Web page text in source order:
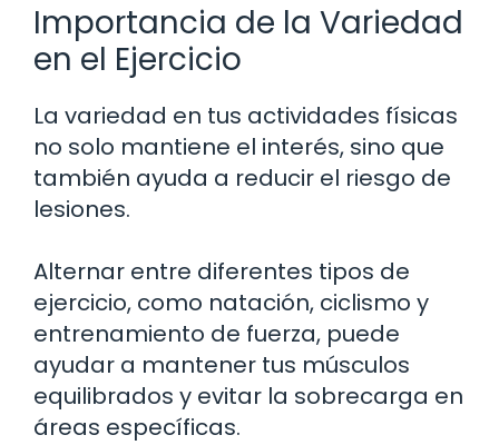
Importancia de la Variedad
en el Ejercicio
La variedad en tus actividades físicas
no solo mantiene el interés, sino que
también ayuda a reducir el riesgo de
lesiones.
Alternar entre diferentes tipos de
ejercicio, como natación, ciclismo y
entrenamiento de fuerza, puede
ayudar a mantener tus músculos
equilibrados y evitar la sobrecarga en
áreas específicas.